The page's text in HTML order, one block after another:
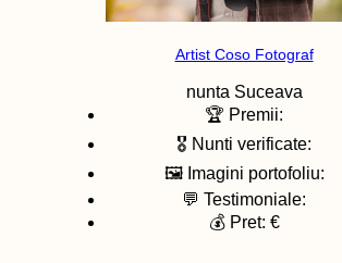
Artist Coso Fotograf
nunta Suceava
🏆 Premii:
🎖️ Nunti verificate:
🖼️ Imagini portofoliu:
💬 Testimoniale:
💰 Pret: €